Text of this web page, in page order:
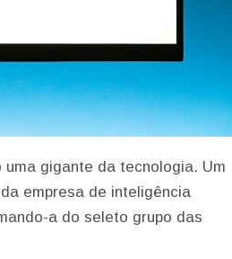
gigante da tecnologia. Um
empresa de inteligência
a do seleto grupo das